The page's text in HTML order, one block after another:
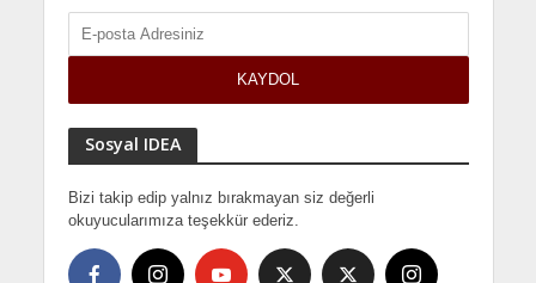
Sosyal IDEA
Bizi takip edip yalnız bırakmayan siz değerli
okuyucularımıza teşekkür ederiz.